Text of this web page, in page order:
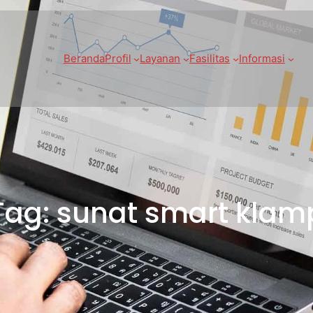
BerandaProfil Layanan Fasilitas Informasi
sunat smart